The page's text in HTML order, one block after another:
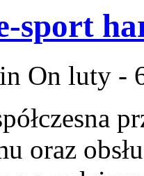
sport
On luty -
oraz